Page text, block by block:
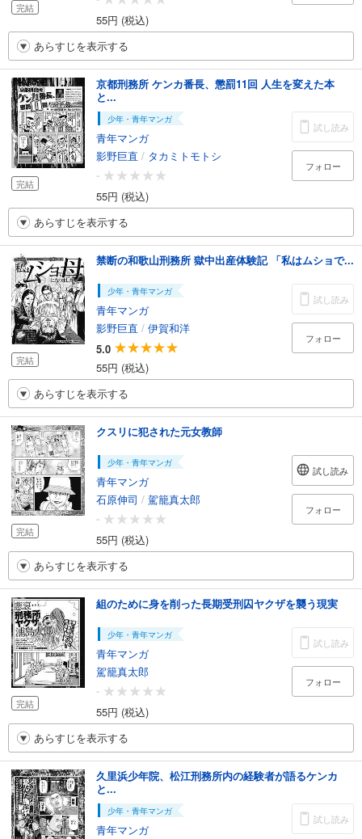
完結
55円 (税込)
あらすじを表示する
完結
京都刑務所 ケンカ番長、懲罰11回 人生を変えた本
と...
少年・青年マンガ
青年マンガ
影野巨直 / タカミトモトシ
-
55円 (税込)
試し読み
フォロー
あらすじを表示する
完結
禁断の和歌山刑務所 獄中出産体験記 「私はムショで...
少年・青年マンガ
青年マンガ
影野巨直 / 伊賀和洋
5.0
55円 (税込)
試し読み
フォロー
あらすじを表示する
完結
クスリに犯された元女教師
少年・青年マンガ
青年マンガ
石原伸司 / 駕籠真太郎
-
55円 (税込)
試し読み
フォロー
あらすじを表示する
完結
組のために身を削った長期受刑囚ヤクザを襲う現実
少年・青年マンガ
青年マンガ
駕籠真太郎
-
55円 (税込)
試し読み
フォロー
あらすじを表示する
久里浜少年院、松江刑務所内の経験者が語るケンカ
と...
少年・青年マンガ
青年マンガ
試し読み